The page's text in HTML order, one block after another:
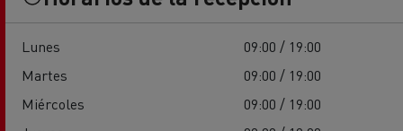
Lunes
09:00 / 19:00
Martes
09:00 / 19:00
Miércoles
09:00 / 19:00